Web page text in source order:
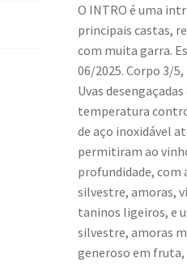
O INTRO é uma
principais castas,
com muita garra.
06/2025. Corpo 3/
Uvas
temperatura
de aço inoxidável
permitiram ao
profundidade, com
silvestre, amoras,
taninos ligeiros, e
silvestre, amoras
generoso em